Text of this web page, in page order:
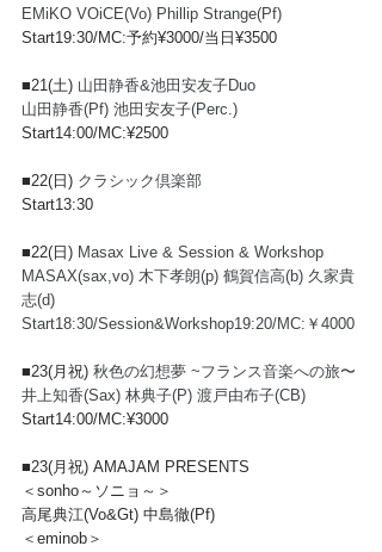
EMiKO VOiCE(Vo) Phillip Strange(Pf)
Start19:30/MC:予約¥3000/当日¥3500
■21(土) 山田静香&池田安友子Duo
山田静香(Pf) 池田安友子(Perc.)
Start14:00/MC:¥2500
■22(日) クラシック倶楽部
Start13:30
■22(日) Masax Live & Session & Workshop
MASAX(sax,vo) 木下孝朗(p) 鶴賀信高(b) 久家貴
志(d)
Start18:30/Session&Workshop19:20/MC:￥4000
■23(月祝) 秋色の幻想夢 ~フランス音楽への旅〜
井上知香(Sax) 林典子(P) 渡戸由布子(CB)
Start14:00/MC:¥3000
■23(月祝) AMAJAM PRESENTS
＜sonho～ソニョ～＞
高尾典江(Vo&Gt) 中島徹(Pf)
＜eminob＞